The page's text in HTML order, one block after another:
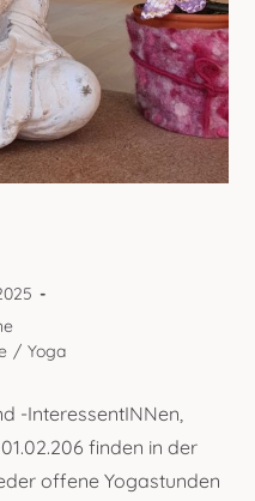
/ Yoga
-InteressentINNen,
finden in der
offene Yogastunden